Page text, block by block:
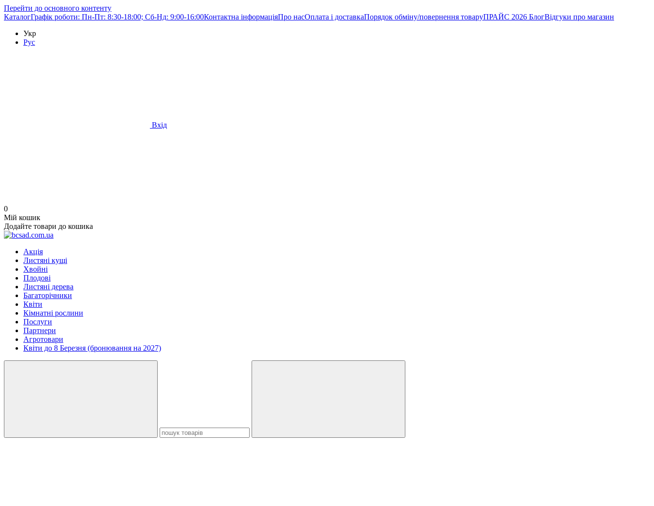
Перейти до основного контенту
КаталогГрафік роботи: Пн-Пт: 8:30-18:00; Сб-Нд: 9:00-16:00Контактна інформаціяПро насОплата і доставкаПорядок обміну/повернення товаруПРАЙС 2026 БлогВідгуки про магазин
Укр
Рус
Вхід
0
Мій кошик
Додайте товари до кошика
Акція
Листяні кущі
Хвойні
Плодові
Листяні дерева
Багаторічники
Квіти
Кімнатні рослини
Послуги
Партнери
Агротовари
Квіти до 8 Березня (бронювання на 2027)